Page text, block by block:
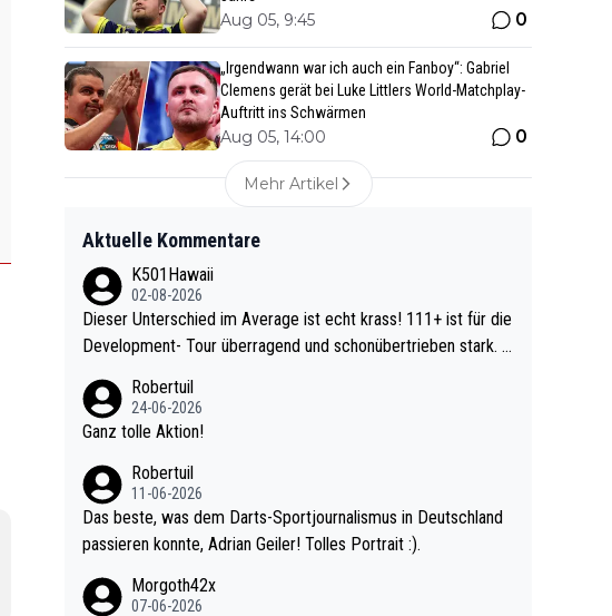
Aug 05, 9:45 0
„Irgendwann war ich auch ein Fanboy“: Gabriel
Clemens gerät bei Luke Littlers World-Matchplay-
Auftritt ins Schwärmen
Aug 05, 14:00 0
Mehr Artikel
Aktuelle Kommentare
K501Hawaii
02-08-2026
Dieser Unterschied im Average ist echt krass! 111+ ist für die
Development- Tour überragend und schonübertrieben stark. U
e mal 40+ erst recht. Da gewinnst keinen Blumentopf - ist ja n
och krasser wie ein Pokalspiel eines Kreisligisten vs einem Bu
Robertuil
24-06-2026
Ganz tolle Aktion!
Robertuil
11-06-2026
Das beste, was dem Darts-Sportjournalismus in Deutschland
passieren konnte, Adrian Geiler! Tolles Portrait :).
Morgoth42x
07-06-2026